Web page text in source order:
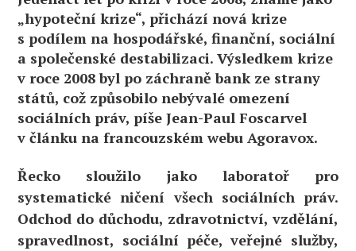
„hypoteční krize“, přichází nová krize
s podílem na hospodářské, finanční, sociální
a společenské destabilizaci. Výsledkem krize
v roce 2008 byl po záchraně bank ze strany
států, což způsobilo nebývalé omezení
sociálních práv, píše Jean-Paul Foscarvel
v článku na francouzském webu Agoravox.
Řecko sloužilo jako laboratoř pro
systematické ničení všech sociálních práv.
Odchod do důchodu, zdravotnictví, vzdělání,
spravedlnost, sociální péče, veřejné služby,